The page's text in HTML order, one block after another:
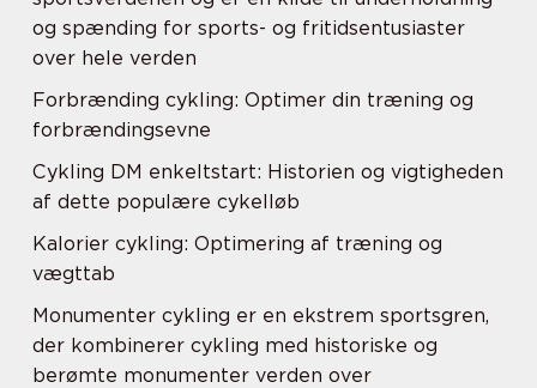
og spænding for sports- og fritidsentusiaster
over hele verden
Forbrænding cykling: Optimer din træning og
forbrændingsevne
Cykling DM enkeltstart: Historien og vigtigheden
af dette populære cykelløb
Kalorier cykling: Optimering af træning og
vægttab
Monumenter cykling er en ekstrem sportsgren,
der kombinerer cykling med historiske og
berømte monumenter verden over